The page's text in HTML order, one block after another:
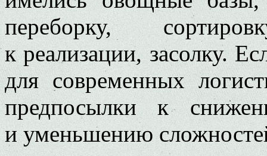
переборку,
к реализации, засолку.
для современных
предпосылки к
и уменьшению